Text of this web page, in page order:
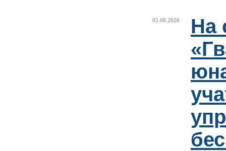
05.08.2026
На